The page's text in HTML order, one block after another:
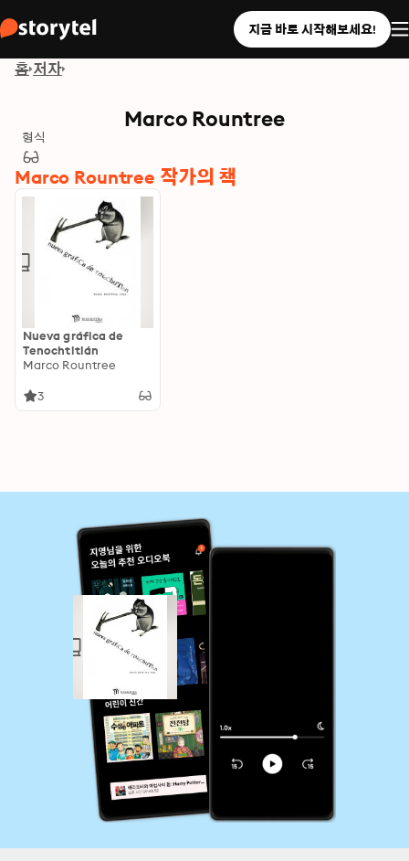
지금 바로 시작해보세요!
홈 저자
Marco Rountree
형식
Marco Rountree 작가의 책
Nueva gráfica de
Tenochtitlán
Marco Rountree
3